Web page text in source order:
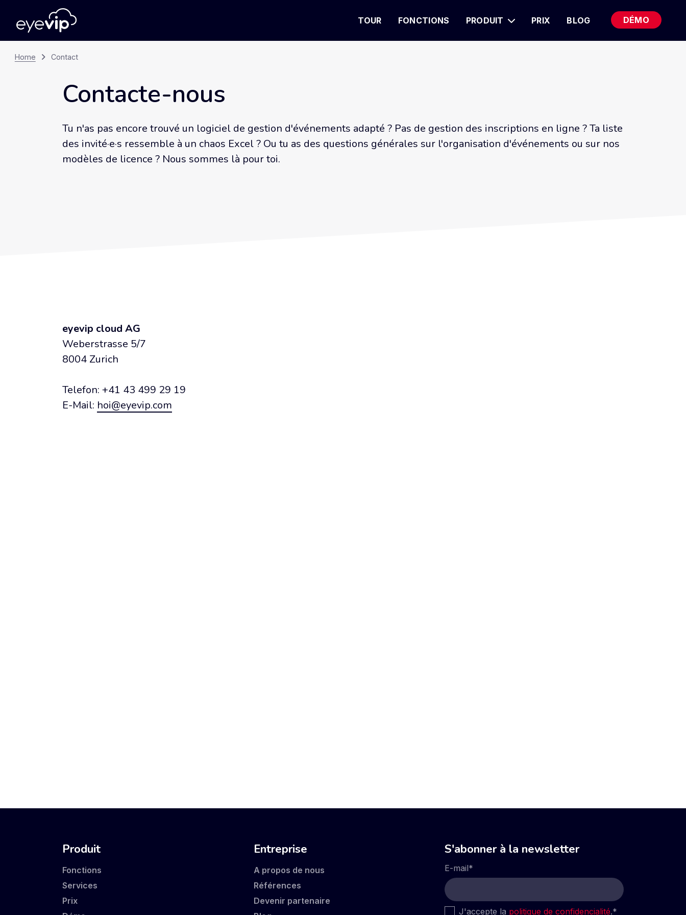
Home Contact
TOUR FONCTIONS PRODUIT PRIX BLOG DÉMO
Contacte-nous
Tu n'as pas encore trouvé un logiciel de gestion d'événements adapté ? Pas de gestion des inscriptions en ligne ? Ta liste
des invité·e·s ressemble à un chaos Excel ? Ou tu as des questions générales sur l'organisation d'événements ou sur nos
modèles de licence ? Nous sommes là pour toi.
eyevip cloud AG
Weberstrasse 5/7
8004 Zurich
Telefon: +41 43 499 29 19
E-Mail: hoi@eyevip.com
Produit
Fonctions
Services
Prix
Entreprise
A propos de nous
Références
Devenir partenaire
S'abonner à la newsletter
E-mail*
J'accepte la politique de confidencialité.*